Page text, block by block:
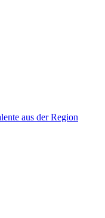
aus der Region